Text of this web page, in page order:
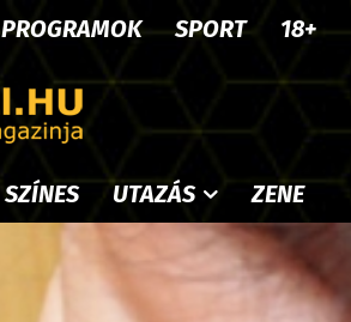
PROGRAMOK SPORT 18+
SZÍNES UTAZÁS ZENE